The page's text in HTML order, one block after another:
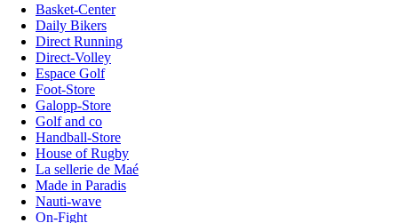
Basket-Center
Daily Bikers
Direct Running
Direct-Volley
Espace Golf
Foot-Store
Galopp-Store
Golf and co
Handball-Store
House of Rugby
La sellerie de Maé
Made in Paradis
Nauti-wave
On-Fight